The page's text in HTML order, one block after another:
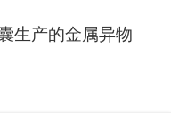
生产的金属异物